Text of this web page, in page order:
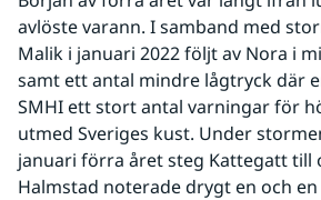
avlöste varann. I samband med
Malik i januari 2022 följt av Nora i
samt ett antal mindre lågtryck där
SMHI ett stort antal varningar för
utmed Sveriges kust. Under
januari förra året steg Kattegatt till
Halmstad noterade drygt en och